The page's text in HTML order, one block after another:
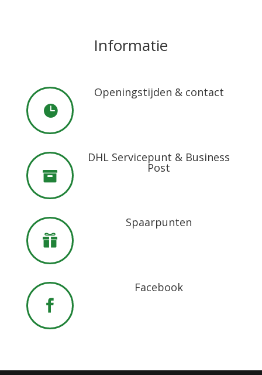
Informatie

Openingstijden & contact

DHL Servicepunt & Business
Post

Spaarpunten

Facebook